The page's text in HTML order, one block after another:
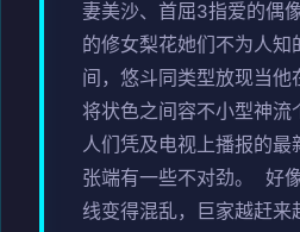
妻美沙、首屈3指爱的偶
的修女梨花她们不为人
间，悠斗同类型放现当他
将状色之间容不小型神
人们凭及电视上播报的最
张端有一些不对劲。 好
线变得混乱，巨家越赶